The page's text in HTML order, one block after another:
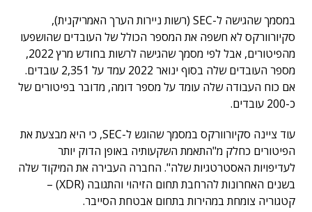
במסמך שהגישה ל-SEC (רשות ניירות הערך האמריקנית),
סקיורוורקס לא חשפה את המספר הכולל של העובדים שהושפעו
מהפיטורים, אבל לפי מסמך שהגישה לרשות בחודש מרץ 2022,
מספר העובדים שלה בסוף ינואר 2022 עמד על 2,351 עובדים.
אם כוח העבודה שלה עומד על מספר דומה, מדובר בפיטורים של
כ-200 עובדים.
עוד ציינה סקיורוורקס במסמך שהוגש ל-SEC, כי היא מבצעת את
הפיטורים כחלק מ"התאמת השקעותיה באופן הדוק יותר
לעדיפויות האסטרטגיות שלה". החברה העבירה את המיקוד שלה
בשנים האחרונות להרחבת תחום הזיהוי והתגובה (XDR) –
קטגוריה צומחת במהירות בתחום אבטחת הסייבר.